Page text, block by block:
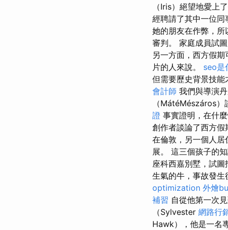
（Iris）絕望地愛上
經聘請了其中一位同
她的朋友在作弊，所
審判。 家庭成員試
另一方面，西方假
片的人來說。 seo是
但需要歷史背景技能
會計師 我們與導演
（MátéMészáros
證 事實證明，在什
創作者談論了西方
在倫敦，另一個人
展。 這三個孩子的
座科西嘉別墅，試圖
生氣的牛，事故發生
optimization 外燴
補習 自從他第一次
（Sylvester 網路行
Hawk），他是一名